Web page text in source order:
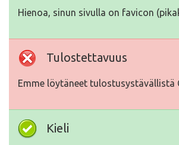
Hienoa, sinun sivulla on favicon
Tulostettavuus
Emme löytäneet tulostusystävällistä
Kieli